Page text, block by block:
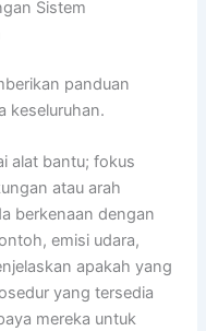
Sistem
panduan
keseluruhan.
alat bantu; fokus
atau arah
berkenaan dengan
emisi udara,
apakah yang
yang tersedia
mereka untuk